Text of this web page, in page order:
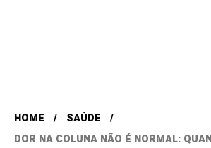
HOME
SAÚDE
DOR NA COLUNA NÃO É NORMAL: